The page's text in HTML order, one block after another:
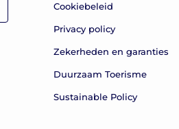
Cookiebeleid
Privacy policy
Zekerheden en garanties
Duurzaam Toerisme
Sustainable Policy